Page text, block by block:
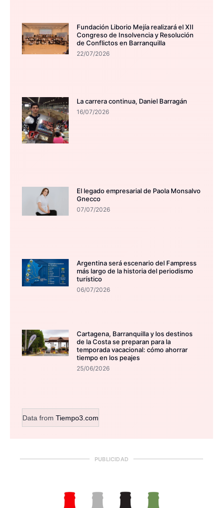
Fundación Liborio Mejía realizará el XII
Congreso de Insolvencia y Resolución
de Conflictos en Barranquilla
22/07/2026
La carrera continua, Daniel Barragán
16/07/2026
El legado empresarial de Paola Monsalvo
Gnecco
07/07/2026
Argentina será escenario del Fampress
más largo de la historia del periodismo
turístico
06/07/2026
Cartagena, Barranquilla y los destinos
de la Costa se preparan para la
temporada vacacional: cómo ahorrar
tiempo en los peajes
25/06/2026
Data from Tiempo3.com
PUBLICIDAD